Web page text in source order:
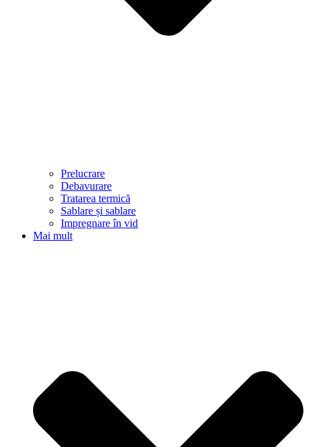
Prelucrare
Debavurare
Tratarea termică
Sablare și sablare
Impregnare în vid
Mai mult